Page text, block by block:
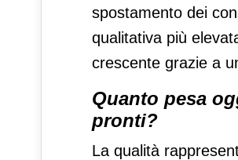
spostamento dei
qualitativa più
crescente grazie a
Quanto pesa
pronti?
La qualità